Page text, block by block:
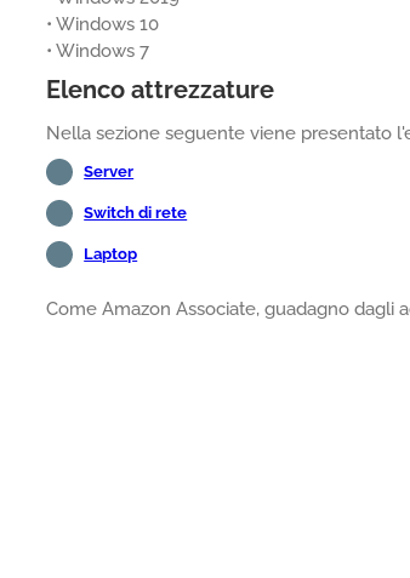
• Windows 10
• Windows 7
Elenco attrezzature
Nella sezione seguente viene presentato
Server
Switch di rete
Laptop
Come Amazon Associate, guadagno dagli